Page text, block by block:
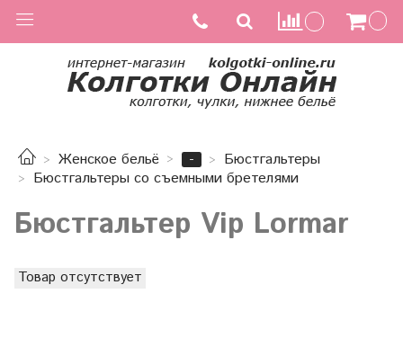
Женское бельё -
Бюстгальтеры
Бюстгальтеры со съемными бретелями
Бюстгальтер Vip Lormar
Товар отсутствует